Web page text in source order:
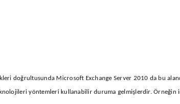
doğrultusunda Microsoft Exchange Server 2010 da bu
yöntemleri kullanabilir duruma gelmişlerdir. Örneğin